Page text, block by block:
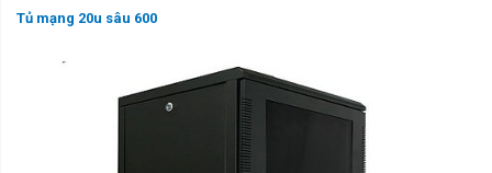
Tủ mạng 20u sâu 600